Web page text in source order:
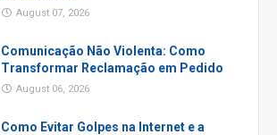
August 07, 2026
Comunicação Não Violenta: Como
Transformar Reclamação em Pedido
August 06, 2026
Como Evitar Golpes na Internet e a